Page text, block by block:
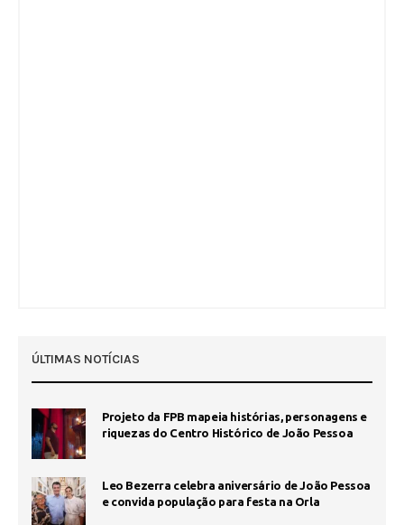
ÚLTIMAS NOTÍCIAS
Projeto da FPB mapeia histórias, personagens e
riquezas do Centro Histórico de João Pessoa
Leo Bezerra celebra aniversário de João Pessoa
e convida população para festa na Orla